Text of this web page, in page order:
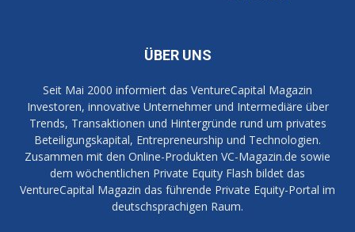
ÜBER UNS
Seit Mai 2000 informiert das VentureCapital Magazin
Investoren, innovative Unternehmer und Intermediäre über
Trends, Transaktionen und Hintergründe rund um privates
Beteiligungskapital, Entrepreneurship und Technologien.
Zusammen mit den Online-Produkten VC-Magazin.de sowie
dem wöchentlichen Private Equity Flash bildet das
VentureCapital Magazin das führende Private Equity-Portal im
deutschsprachigen Raum.